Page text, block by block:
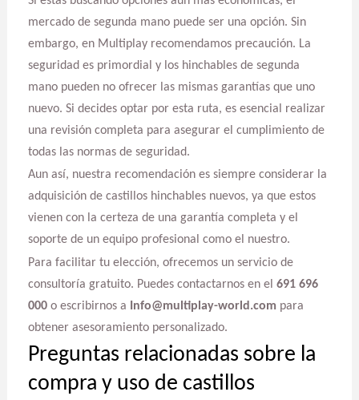
mercado de segunda mano puede ser una opción. Sin
embargo, en Multiplay recomendamos precaución. La
seguridad es primordial y los hinchables de segunda
mano pueden no ofrecer las mismas garantías que uno
nuevo. Si decides optar por esta ruta, es esencial realizar
una revisión completa para asegurar el cumplimiento de
todas las normas de seguridad.
Aun así, nuestra recomendación es siempre considerar la
adquisición de castillos hinchables nuevos, ya que estos
vienen con la certeza de una garantía completa y el
soporte de un equipo profesional como el nuestro.
Para facilitar tu elección, ofrecemos un servicio de
consultoría gratuito. Puedes contactarnos en el 691 696
000o escribirnos a Info@multiplay-world.com para
obtener asesoramiento personalizado.
Preguntas relacionadas sobre la
compra y uso de castillos